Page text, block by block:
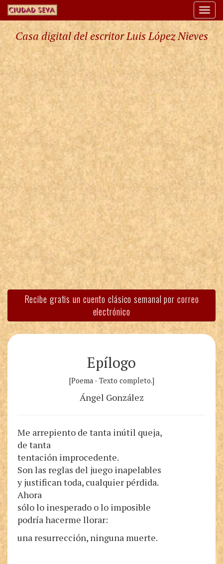
Casa digital del escritor Luis López Nieves
Recibe gratis un cuento clásico semanal por correo
electrónico
Epílogo
[Poema - Texto completo.]
Ángel González
Me arrepiento de tanta inútil queja,
de tanta
tentación improcedente.
Son las reglas del juego inapelables
y justifican toda, cualquier pérdida.
Ahora
sólo lo inesperado o lo imposible
podría hacerme llorar:
una resurrección, ninguna muerte.